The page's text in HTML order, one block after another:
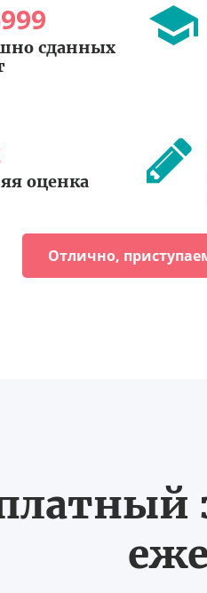
сданных
оценка
Отлично,